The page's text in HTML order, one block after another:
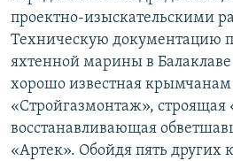
проектно-изыскательскими
Техническую документацию
яхтенной марины в Балаклаве
хорошо известная
«Стройгазмонтаж»,
восстанавливающая
«Артек». Обойдя пять